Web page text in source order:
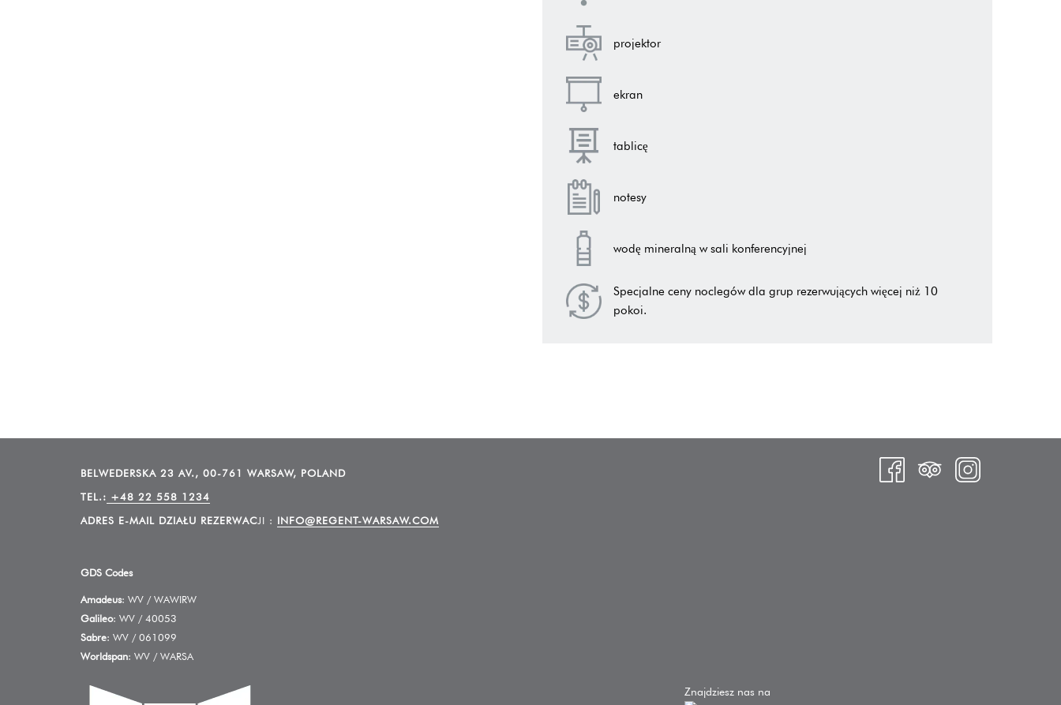
projektor
ekran
tablicę
notesy
wodę mineralną w sali konferencyjnej
Specjalne ceny noclegów dla grup rezerwujących więcej niż 10
pokoi.
Znajdziesz nas na
BELWEDERSKA 23 AV., 00-761 WARSAW, POLAND
TEL.: +48 22 558 1234
ADRES E-MAIL DZIAŁU REZERWACJI : INFO@REGENT-WARSAW.COM
GDS Codes
Amadeus: WV / WAWIRW
Galileo: WV / 40053
Sabre: WV / 061099
Worldspan: WV / WARSA